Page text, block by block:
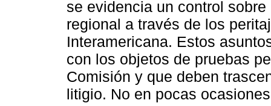
se evidencia un control
regional a través de los
Interamericana. Estos
con los objetos de pruebas
Comisión y que deben
litigio. No en pocas